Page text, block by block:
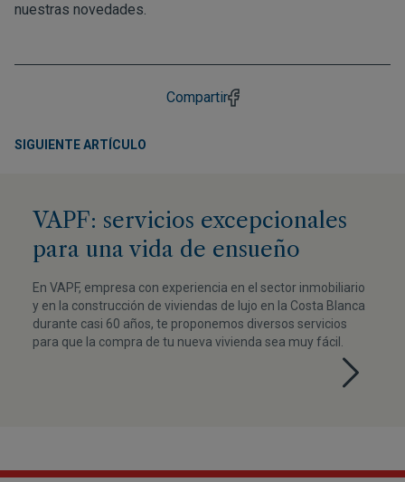
nuestras novedades.
Compartir
SIGUIENTE ARTÍCULO
VAPF: servicios excepcionales
para una vida de ensueño
En VAPF, empresa con experiencia en el sector inmobiliario
y en la construcción de viviendas de lujo en la Costa Blanca
durante casi 60 años, te proponemos diversos servicios
para que la compra de tu nueva vivienda sea muy fácil.